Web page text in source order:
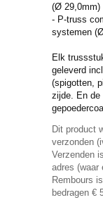
(Ø 29,0mm)
- P-truss
systemen
Elk
geleverd
(spigotten,
zijde. En de
Dit product
verzonden
Verzenden
adres (waar
Rembours
bedragen €